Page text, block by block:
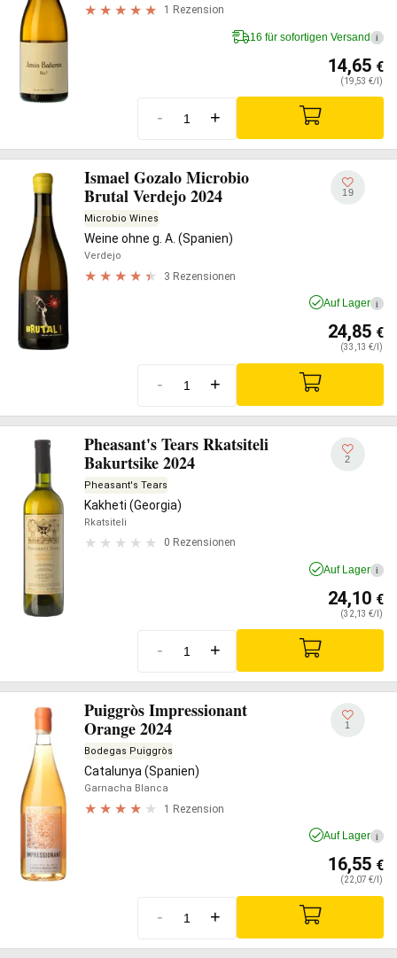
1 Rezension
16 für sofortigen Versand i
14,65 €
(19,53 €/l)
- +
Ismael Gozalo Microbio
Brutal Verdejo 2024
Microbio Wines
Weine ohne g. A. (Spanien)
Verdejo
3 Rezensionen
19
Auf Lager i
24,85 €
(33,13 €/l)
- +
Pheasant's Tears Rkatsiteli
Bakurtsike 2024
Pheasant's Tears
Kakheti (Georgia)
Rkatsiteli
0 Rezensionen
2
Auf Lager i
24,10 €
(32,13 €/l)
- +
Puiggròs Impressionant
Orange 2024
Bodegas Puiggròs
Catalunya (Spanien)
Garnacha Blanca
1 Rezension
1
Auf Lager i
16,55 €
(22,07 €/l)
- +